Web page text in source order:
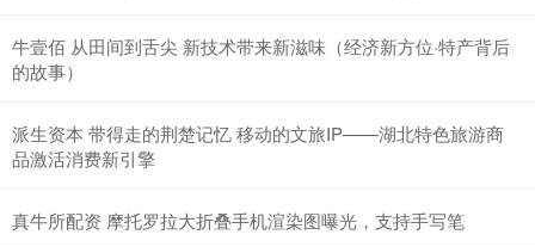
牛壹佰 从田间到舌尖 新技术带来新滋味（经济新方位·特产背后
的故事）
派生资本 带得走的荆楚记忆 移动的文旅IP——湖北特色旅游商
品激活消费新引擎
真牛所配资 摩托罗拉大折叠手机渲染图曝光，支持手写笔